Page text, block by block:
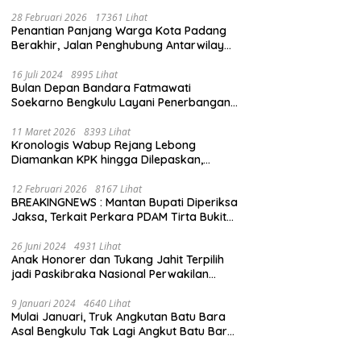
28 Februari 2026 17361 Lihat
Penantian Panjang Warga Kota Padang
Berakhir, Jalan Penghubung Antarwilayah
16 Juli 2024 8995 Lihat
Bulan Depan Bandara Fatmawati
Soekarno Bengkulu Layani Penerbangan
11 Maret 2026 8393 Lihat
Kronologis Wabup Rejang Lebong
Diamankan KPK hingga Dilepaskan,
12 Februari 2026 8167 Lihat
BREAKINGNEWS : Mantan Bupati Diperiksa
Jaksa, Terkait Perkara PDAM Tirta Bukit
26 Juni 2024 4931 Lihat
Anak Honorer dan Tukang Jahit Terpilih
jadi Paskibraka Nasional Perwakilan
9 Januari 2024 4640 Lihat
Mulai Januari, Truk Angkutan Batu Bara
Asal Bengkulu Tak Lagi Angkut Batu Bara